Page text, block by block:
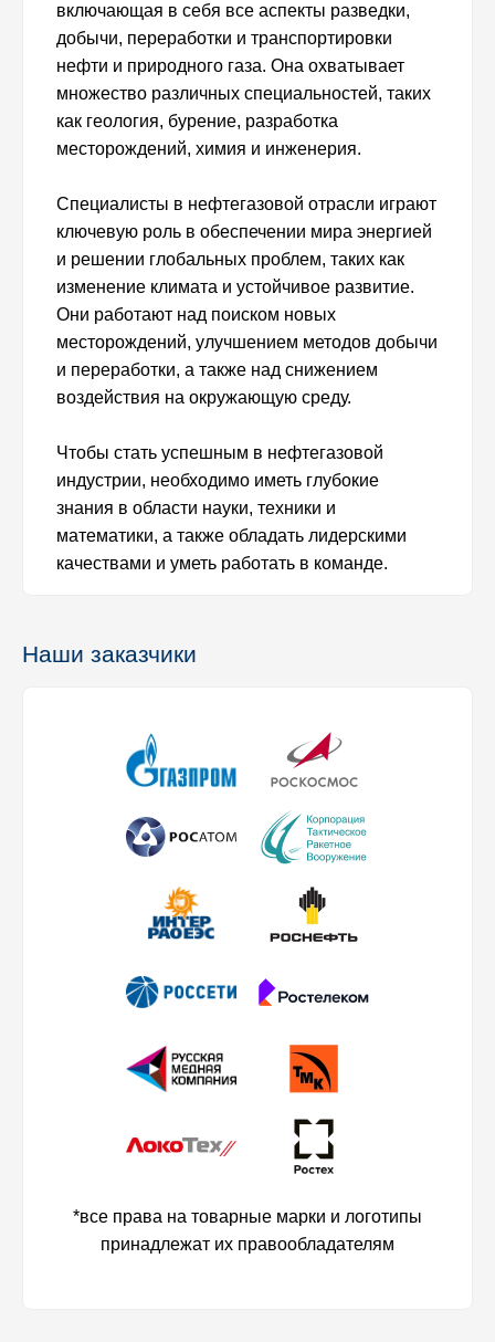
включающая в себя все аспекты разведки,
добычи, переработки и транспортировки
нефти и природного газа. Она охватывает
множество различных специальностей, таких
как геология, бурение, разработка
месторождений, химия и инженерия.
Специалисты в нефтегазовой отрасли играют
ключевую роль в обеспечении мира энергией
и решении глобальных проблем, таких как
изменение климата и устойчивое развитие.
Они работают над поиском новых
месторождений, улучшением методов добычи
и переработки, а также над снижением
воздействия на окружающую среду.
Чтобы стать успешным в нефтегазовой
индустрии, необходимо иметь глубокие
знания в области науки, техники и
математики, а также обладать лидерскими
качествами и уметь работать в команде.
Наши заказчики
*все права на товарные марки и логотипы
принадлежат их правообладателям